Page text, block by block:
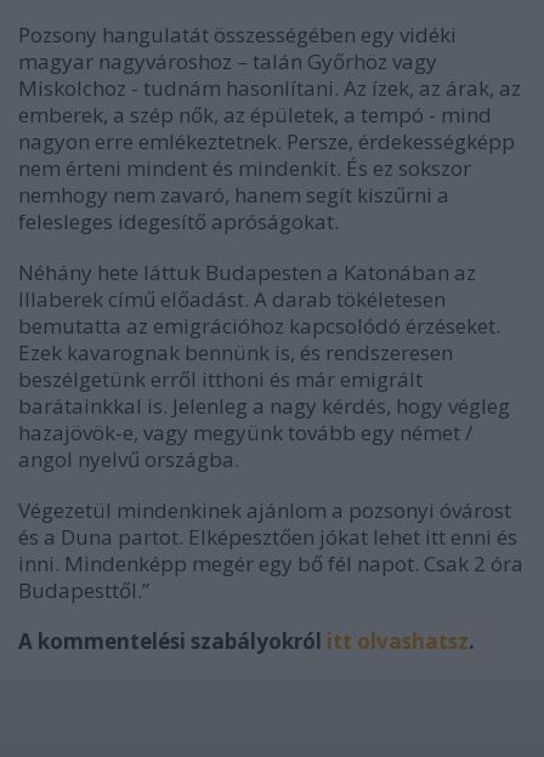
Pozsony hangulatát összességében egy vidéki
magyar nagyvároshoz – talán Győrhöz vagy
Miskolchoz - tudnám hasonlítani. Az ízek, az árak, az
emberek, a szép nők, az épületek, a tempó - mind
nagyon erre emlékeztetnek. Persze, érdekességképp
nem érteni mindent és mindenkit. És ez sokszor
nemhogy nem zavaró, hanem segít kiszűrni a
felesleges idegesítő apróságokat.
Néhány hete láttuk Budapesten a Katonában az
Illaberek című előadást. A darab tökéletesen
bemutatta az emigrációhoz kapcsolódó érzéseket.
Ezek kavarognak bennünk is, és rendszeresen
beszélgetünk erről itthoni és már emigrált
barátainkkal is. Jelenleg a nagy kérdés, hogy végleg
hazajövök-e, vagy megyünk tovább egy német /
angol nyelvű országba.
Végezetül mindenkinek ajánlom a pozsonyi óvárost
és a Duna partot. Elképesztően jókat lehet itt enni és
inni. Mindenképp megér egy bő fél napot. Csak 2 óra
Budapesttől.”
A kommentelési szabályokról itt olvashatsz.